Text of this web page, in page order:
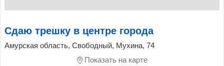
Сдаю трешку в центре города
Амурская область, Свободный, Мухина, 74
Показать на карте